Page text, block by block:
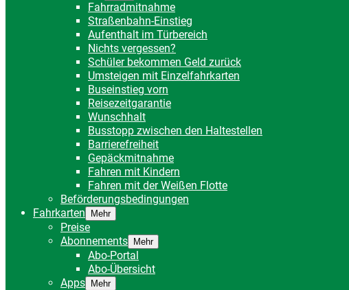
Fahrradmitnahme
Straßenbahn-Einstieg
Aufenthalt im Türbereich
Nichts vergessen?
Schüler bekommen Geld zurück
Umsteigen mit Einzelfahrkarten
Buseinstieg vorn
Reisezeitgarantie
Wunschhalt
Busstopp zwischen den Haltestellen
Barrierefreiheit
Gepäckmitnahme
Fahren mit Kindern
Fahren mit der Weißen Flotte
Beförderungsbedingungen
Fahrkarten
Mehr
Preise
Abonnements
Mehr
Abo-Portal
Abo-Übersicht
Apps
Mehr